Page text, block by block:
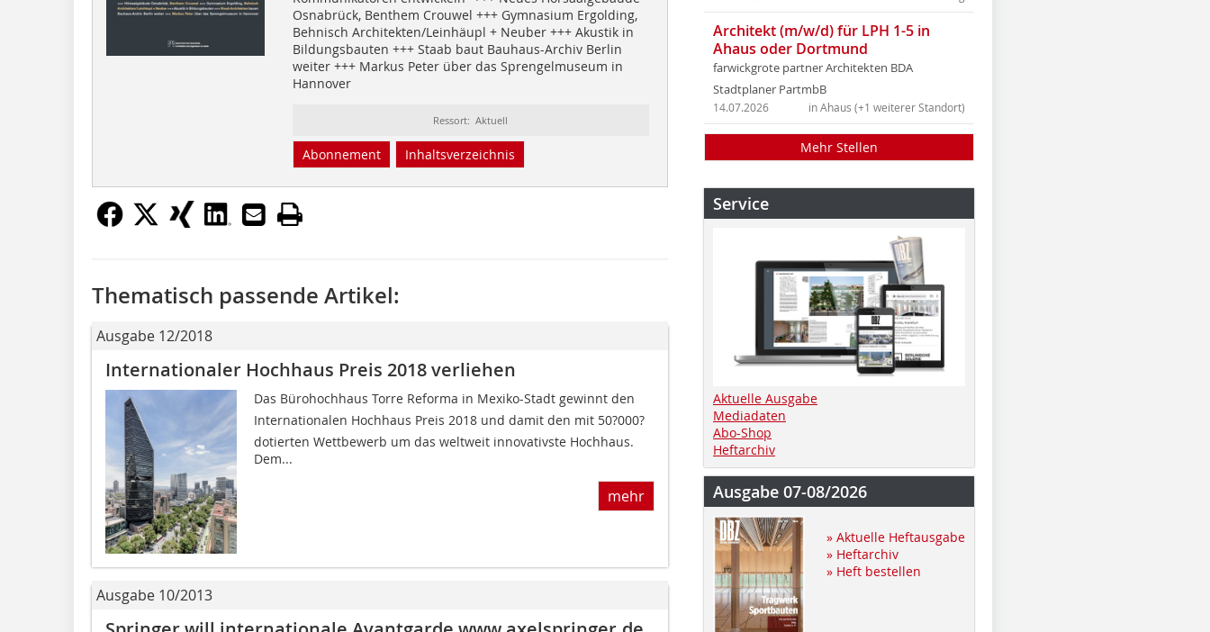
Osnabrück, Benthem Crouwel +++ Gymnasium Ergolding,
Behnisch Architekten/Leinhäupl + Neuber +++ Akustik in
Bildungsbauten +++ Staab baut Bauhaus-Archiv Berlin
weiter +++ Markus Peter über das Sprengelmuseum in
Hannover
Ressort: Aktuell
Abonnement Inhaltsverzeichnis
Thematisch passende Artikel:
Ausgabe 12/2018
Internationaler Hochhaus Preis 2018 verliehen
Das Bürohochhaus Torre Reforma in Mexiko-Stadt gewinnt den
Internationalen Hochhaus Preis 2018 und damit den mit 50?000?
dotierten Wettbewerb um das weltweit innovativste Hochhaus.
Dem...
mehr
Ausgabe 10/2013
Architekt (m/w/d) für LPH 1-5 in
Ahaus oder Dortmund
farwickgrote partner Architekten BDA
Stadtplaner PartmbB
in Ahaus (+1 weiterer Standort)
14.07.2026
Mehr Stellen
Service
Aktuelle Ausgabe
Mediadaten
Abo-Shop
Heftarchiv
Ausgabe 07-08/2026
» Aktuelle Heftausgabe
» Heftarchiv
» Heft bestellen